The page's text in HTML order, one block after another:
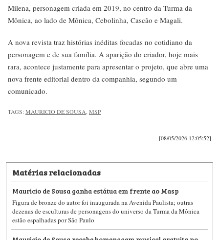
Milena, personagem criada em 2019, no centro da Turma da
Mônica, ao lado de Mônica, Cebolinha, Cascão e Magali.
A nova revista traz histórias inéditas focadas no cotidiano da
personagem e de sua família. A aparição do criador, hoje mais
rara, acontece justamente para apresentar o projeto, que abre uma
nova frente editorial dentro da companhia, segundo um
comunicado.
TAGS:MAURICIO DE SOUSA MSP
[08/05/2026 12:05:52]
Matérias relacionadas
Mauricio de Sousa ganha estátua em frente ao Masp
Figura de bronze do autor foi inaugurada na Avenida Paulista; outras
dezenas de esculturas de personagens do universo da Turma da Mônica
estão espalhadas por São Paulo